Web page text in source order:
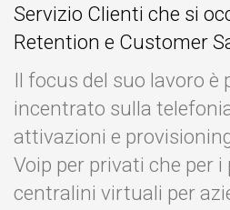
Servizio Clienti che si
Retention e Customer
Il focus del suo lavoro
incentrato sulla
attivazioni e
Voip per privati che per i
centralini virtuali per